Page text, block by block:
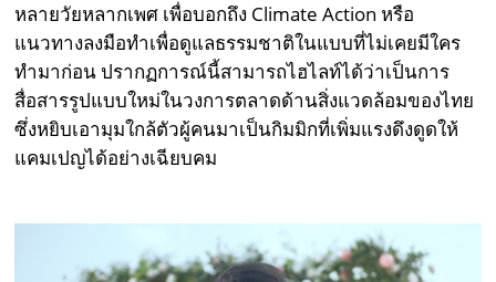
หลายวัยหลากเพศ เพื่อบอกถึง Climate Action หรือ
แนวทางลงมือทำเพื่อดูแลธรรมชาติในแบบที่ไม่เคยมีใคร
ทำมาก่อน ปรากฏการณ์นี้สามารถไฮไลท์ได้ว่าเป็นการ
สื่อสารรูปแบบใหม่ในวงการตลาดด้านสิ่งแวดล้อมของไทย
ซึ่งหยิบเอามุมใกล้ตัวผู้คนมาเป็นกิมมิกที่เพิ่มแรงดึงดูดให้
แคมเปญได้อย่างเฉียบคม